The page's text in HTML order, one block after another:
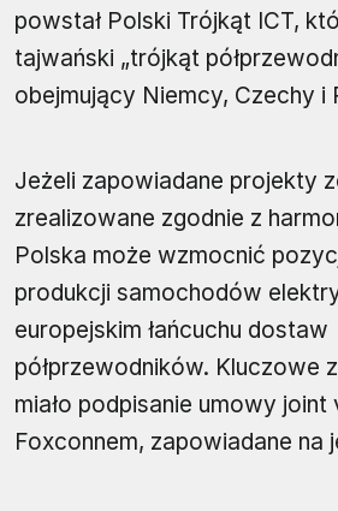
powstał Polski Trójkąt ICT,
tajwański „trójkąt
obejmujący Niemcy, Czechy i
Jeżeli zapowiadane projekty
zrealizowane zgodnie z
Polska może wzmocnić
produkcji samochodów
europejskim łańcuchu dostaw
półprzewodników. Kluczowe
miało podpisanie umowy joint
Foxconnem, zapowiadane na